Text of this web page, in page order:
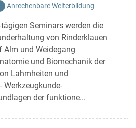
Anrechenbare Weiterbildung
Seminars werden die
von Rinderklauen
Alm und Weidegang
und Biomechanik der
Lahmheiten und
Werkzeugkunde-
der funktione...